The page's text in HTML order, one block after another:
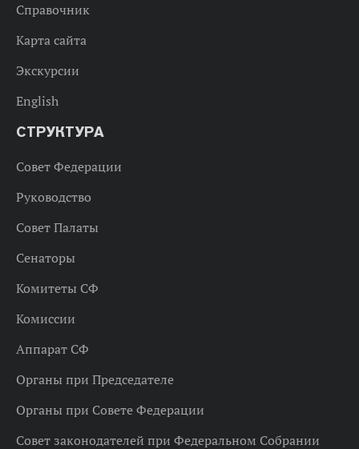
Справочник
Карта сайта
Экскурсии
English
СТРУКТУРА
Совет Федерации
Руководство
Совет Палаты
Сенаторы
Комитеты СФ
Комиссии
Аппарат СФ
Органы при Председателе
Органы при Совете Федерации
Совет законодателей при Федеральном Собрании